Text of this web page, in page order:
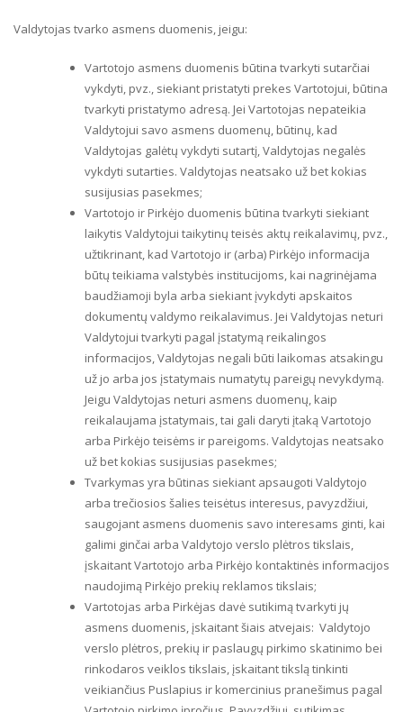
Valdytojas tvarko asmens duomenis, jeigu:
Vartotojo asmens duomenis būtina tvarkyti sutarčiai
vykdyti, pvz., siekiant pristatyti prekes Vartotojui, būtina
tvarkyti pristatymo adresą. Jei Vartotojas nepateikia
Valdytojui savo asmens duomenų, būtinų, kad
Valdytojas galėtų vykdyti sutartį, Valdytojas negalės
vykdyti sutarties. Valdytojas neatsako už bet kokias
susijusias pasekmes;
Vartotojo ir Pirkėjo duomenis būtina tvarkyti siekiant
laikytis Valdytojui taikytinų teisės aktų reikalavimų, pvz.,
užtikrinant, kad Vartotojo ir (arba) Pirkėjo informacija
būtų teikiama valstybės institucijoms, kai nagrinėjama
baudžiamoji byla arba siekiant įvykdyti apskaitos
dokumentų valdymo reikalavimus. Jei Valdytojas neturi
Valdytojui tvarkyti pagal įstatymą reikalingos
informacijos, Valdytojas negali būti laikomas atsakingu
už jo arba jos įstatymais numatytų pareigų nevykdymą.
Jeigu Valdytojas neturi asmens duomenų, kaip
reikalaujama įstatymais, tai gali daryti įtaką Vartotojo
arba Pirkėjo teisėms ir pareigoms. Valdytojas neatsako
už bet kokias susijusias pasekmes;
Tvarkymas yra būtinas siekiant apsaugoti Valdytojo
arba trečiosios šalies teisėtus interesus, pavyzdžiui,
saugojant asmens duomenis savo interesams ginti, kai
galimi ginčai arba Valdytojo verslo plėtros tikslais,
įskaitant Vartotojo arba Pirkėjo kontaktinės informacijos
naudojimą Pirkėjo prekių reklamos tikslais;
Vartotojas arba Pirkėjas davė sutikimą tvarkyti jų
asmens duomenis, įskaitant šiais atvejais:  Valdytojo
verslo plėtros, prekių ir paslaugų pirkimo skatinimo bei
rinkodaros veiklos tikslais, įskaitant tikslą tinkinti
veikiančius Puslapius ir komercinius pranešimus pagal